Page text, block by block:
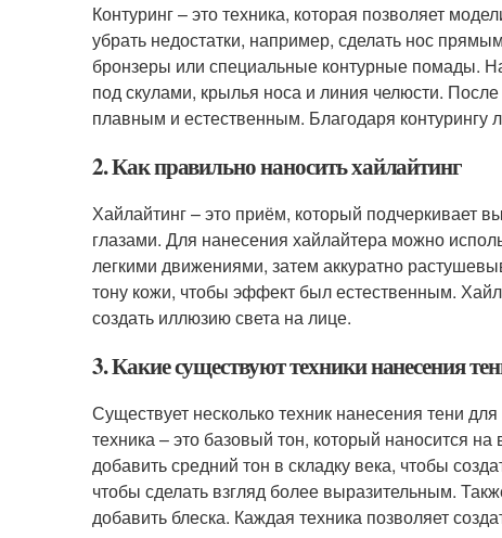
Контуринг – это техника, которая позволяет
убрать недостатки, например, сделать нос
бронзеры или специальные контурные помады.
под скулами, крылья носа и линия челюсти.
плавным и естественным. Благодаря
2. Как правильно наносить хайлайтинг
Хайлайтинг – это приём, который подчеркивает
глазами. Для нанесения хайлайтера можно
легкими движениями, затем аккуратно
тону кожи, чтобы эффект был естественным.
создать иллюзию света на лице.
3. Какие существуют техники нанесения
Существует несколько техник нанесения тени
техника – это базовый тон, который наносится
добавить средний тон в складку века, чтобы
чтобы сделать взгляд более выразительным.
добавить блеска. Каждая техника позволяет